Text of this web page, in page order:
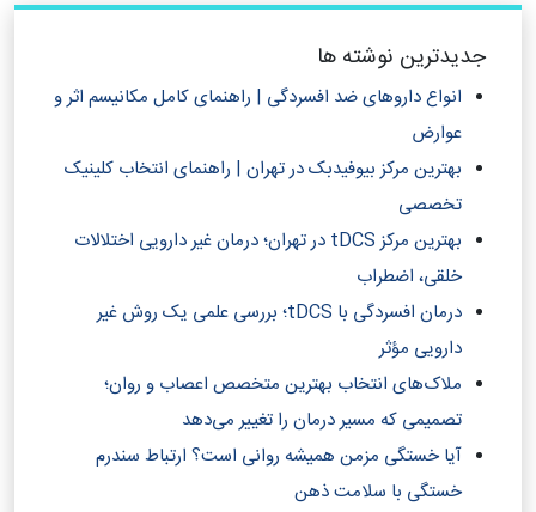
جدیدترین نوشته ها
انواع داروهای ضد افسردگی | راهنمای کامل مکانیسم اثر و
عوارض
بهترین مرکز بیوفیدبک در تهران | راهنمای انتخاب کلینیک
تخصصی
بهترین مرکز tDCS در تهران؛ درمان غیر دارویی اختلالات
خلقی، اضطراب
درمان افسردگی با tDCS؛ بررسی علمی یک روش غیر
دارویی مؤثر
ملاک‌های انتخاب بهترین متخصص اعصاب و روان؛
تصمیمی که مسیر درمان را تغییر می‌دهد
آیا خستگی مزمن همیشه روانی است؟ ارتباط سندرم
خستگی با سلامت ذهن